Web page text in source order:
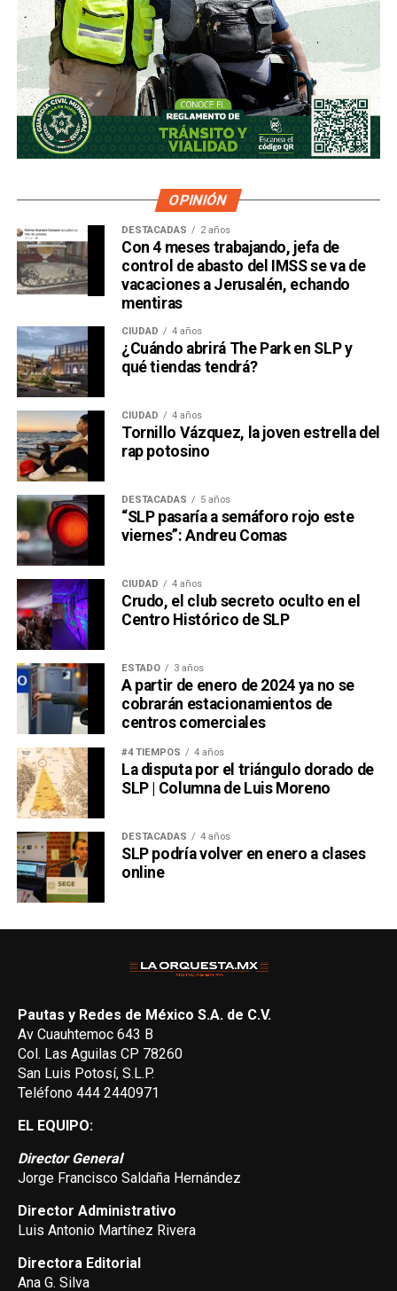
OPINIÓN
DESTACADAS 2 años
Con 4 meses trabajando, jefa de
control de abasto del IMSS se va de
vacaciones a Jerusalén, echando
mentiras
CIUDAD 4 años
¿Cuándo abrirá The Park en SLP y
qué tiendas tendrá?
CIUDAD 4 años
Tornillo Vázquez, la joven estrella del
rap potosino
DESTACADAS 5 años
“SLP pasaría a semáforo rojo este
viernes”: Andreu Comas
CIUDAD 4 años
Crudo, el club secreto oculto en el
Centro Histórico de SLP
ESTADO 3 años
A partir de enero de 2024 ya no se
cobrarán estacionamientos de
centros comerciales
#4 TIEMPOS 4 años
La disputa por el triángulo dorado de
SLP | Columna de Luis Moreno
DESTACADAS 4 años
SLP podría volver en enero a clases
online
Pautas y Redes de México S.A. de C.V.
Av Cuauhtemoc 643 B
Col. Las Aguilas CP 78260
San Luis Potosí, S.L.P.
Teléfono 444 2440971
EL EQUIPO:
Director General
Jorge Francisco Saldaña Hernández
Director Administrativo
Luis Antonio Martínez Rivera
Directora Editorial
Ana G. Silva